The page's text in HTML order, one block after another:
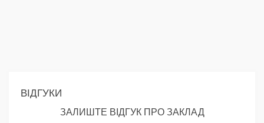
ВІДГУКИ
ЗАЛИШТЕ ВІДГУК ПРО ЗАКЛАД